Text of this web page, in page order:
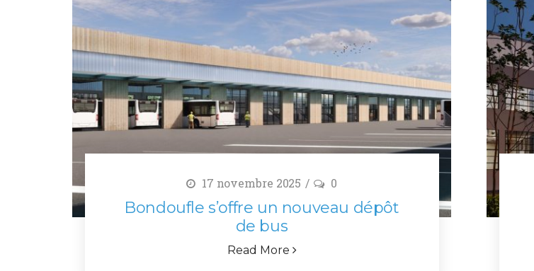
17 novembre 2025 0
Bondoufle s’offre un nouveau dépôt
de bus
Read More